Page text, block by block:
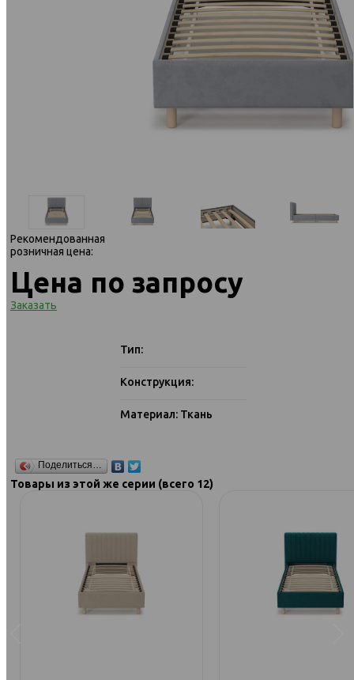
Рекомендованная
розничная цена:
Цена по запросу
Заказать
Тип:
Конструкция:
Материал: Ткань
Поделиться…
Товары из этой же серии (всего 12)